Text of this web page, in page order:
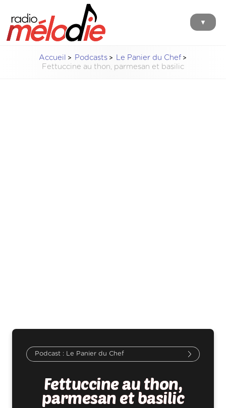
▼
Accueil Podcasts
Le Panier du Chef
Fettuccine au thon, parmesan et basilic
Le Panier du Chef
Fettuccine au thon,
parmesan et basilic